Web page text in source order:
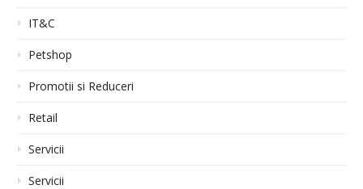
IT&C
Petshop
Promotii si Reduceri
Retail
Servicii
Servicii